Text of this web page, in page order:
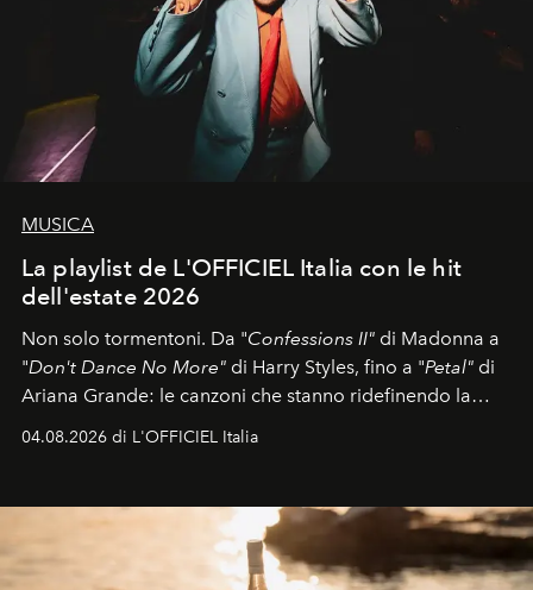
MUSICA
La playlist de L'OFFICIEL Italia con le hit
dell'estate 2026
Non solo tormentoni. Da "Confessions II" di Madonna a
"Don't Dance No More" di Harry Styles, fino a "Petal" di
Ariana Grande: le canzoni che stanno ridefinendo la
colonna sonora della stagione.
04.08.2026 di L'OFFICIEL Italia